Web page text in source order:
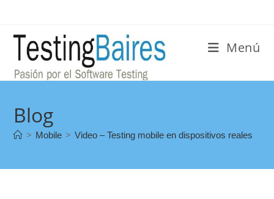
Menú
Blog
> Mobile > Video – Testing mobile en dispositivos reales